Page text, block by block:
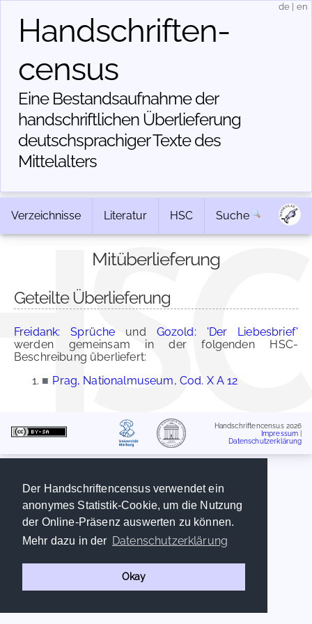
Der Handschriftencensus verwendet ein
anonymes Statistik-Cookie, um die Nutzung
der Online-Präsenz auswerten zu können.
Mehr dazu in der Datenschutzerklärung
Okay
Handschriften­
census
Eine Bestandsaufnahme der
handschriftlichen Über­lieferung
deutschsprachiger Texte des
Mittelalters
de en
Verzeichnisse Literatur HSC Suche
Mitüberlieferung
Geteilte Überlieferung
Freidank: Sprüche und Gozold: 'Der Liebesbrief'
werden gemeinsam in der folgenden HSC-
Beschreibung überliefert:
■ Prag, Nationalmuseum, Cod. X A 12
Handschriftencensus 2026
Impressum
Datenschutzerklärung